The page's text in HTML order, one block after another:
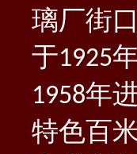
璃厂街
于1925
1958年
特色百